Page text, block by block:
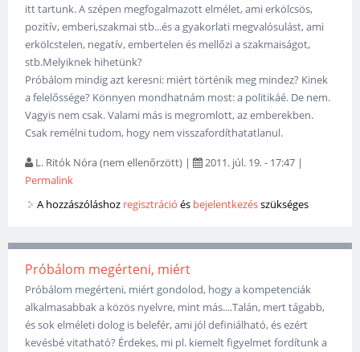
itt tartunk. A szépen megfogalmazott elmélet, ami erkölcsös,
pozitív, emberi,szakmai stb...és a gyakorlati megvalósulást, ami
erkölcstelen, negatív, embertelen és mellőzi a szakmaiságot,
stb.Melyiknek hihetünk?
Próbálom mindig azt keresni: miért történik meg mindez? Kinek
a felelőssége? Könnyen mondhatnám most: a politikáé. De nem.
Vagyis nem csak. Valami más is megromlott, az emberekben.
Csak remélni tudom, hogy nem visszafordíthatatlanul.
L. Ritók Nóra (nem ellenőrzött) | 2011. júl. 19. - 17:47 |
Permalink
A hozzászóláshoz regisztráció és bejelentkezésszükséges
Próbálom megérteni, miért
Próbálom megérteni, miért gondolod, hogy a kompetenciák
alkalmasabbak a közös nyelvre, mint más....Talán, mert tágabb,
és sok elméleti dolog is belefér, ami jól definiálható, és ezért
kevésbé vitatható? Érdekes, mi pl. kiemelt figyelmet fordítunk a